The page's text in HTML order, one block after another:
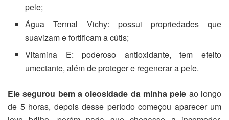
pele;
Água Termal Vichy: possui propriedades que
suavizam e fortificam a cútis;
Vitamina E: poderoso antioxidante, tem efeito
umectante, além de proteger e regenerar a pele.
Ele segurou bem a oleosidade da minha pele ao longo
de 5 horas, depois desse período começou aparecer um